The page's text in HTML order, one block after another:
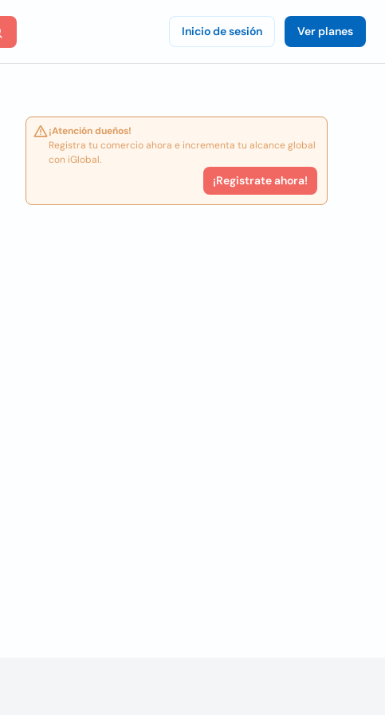
Inicio de sesión Ver planes
¡Atención dueños!
Registra tu comercio ahora e incrementa tu alcance global
con iGlobal.
¡Registrate ahora!